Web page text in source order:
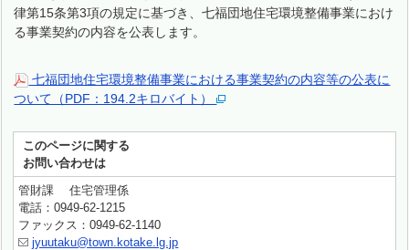
律第15条第3項の規定に基づき、七福団地住宅環境整備事業におけ
る事業契約の内容を公表します。
七福団地住宅環境整備事業における事業契約の内容等の公表に
ついて（PDF：194.2キロバイト）
このページに関する
お問い合わせは
管財課 住宅管理係
電話：0949-62-1215
ファックス：0949-62-1140
jyuutaku@town.kotake.lg.jp